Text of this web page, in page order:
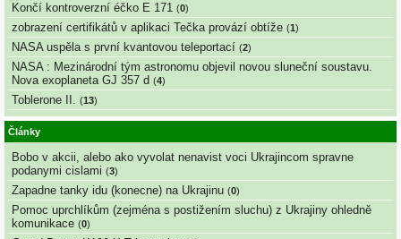
Končí kontroverzní éčko E 171 (0)
zobrazení certifikátů v aplikaci Tečka provází obtíže (1)
NASA uspěla s první kvantovou teleportací (2)
NASA : Mezinárodní tým astronomu objevil novou sluneční soustavu.
Nova exoplaneta GJ 357 d (4)
Toblerone II. (13)
Články
Bobo v akcii, alebo ako vyvolat nenavist voci Ukrajincom spravne
podanymi cislami (3)
Zapadne tanky idu (konecne) na Ukrajinu (0)
Pomoc uprchlíkům (zejména s postižením sluchu) z Ukrajiny ohledně
komunikace (0)